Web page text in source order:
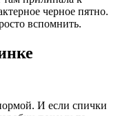
черное пятно.
вспомнить.
И если спички